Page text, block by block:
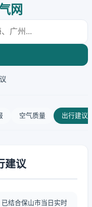
网
空气质量 出行建议
建议
结合保山市当日实时